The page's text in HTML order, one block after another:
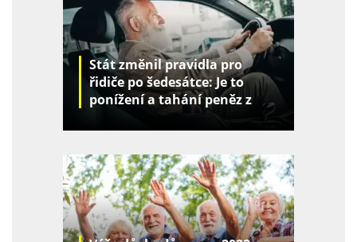
Stát změnil pravidla pro
řidiče po šedesátce: Je to
ponížení a tahání peněz z